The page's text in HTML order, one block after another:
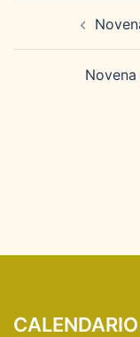
articolo
CALENDARIO